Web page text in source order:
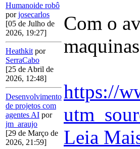
Humanoide robô
porjosecarlos
[05 de Julho de
2026, 19:27]
Heathkit por
SerraCabo
[25 de Abril de
2026, 12:48]
Desenvolvimento
de projetos com
agentes AI por
jm_araujo
[29 de Março de
2026, 21:59]
Com o
https://
Leia